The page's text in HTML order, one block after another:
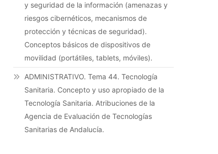
y seguridad de la información (amenazas y
riesgos cibernéticos, mecanismos de
protección y técnicas de seguridad).
Conceptos básicos de dispositivos de
movilidad (portátiles, tablets, móviles).
ADMINISTRATIVO. Tema 44. Tecnología
Sanitaria. Concepto y uso apropiado de la
Tecnología Sanitaria. Atribuciones de la
Agencia de Evaluación de Tecnologías
Sanitarias de Andalucía.